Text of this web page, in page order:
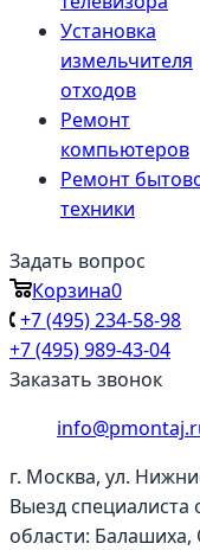
Установка
измельчителя
отходов
Ремонт
компьютеров
Ремонт
техники
Задать вопрос
Корзина0
+7 (495) 234-58-98
+7 (495) 989-43-04
Заказать звонок
г. Москва, ул.
Выезд специалиста
области: